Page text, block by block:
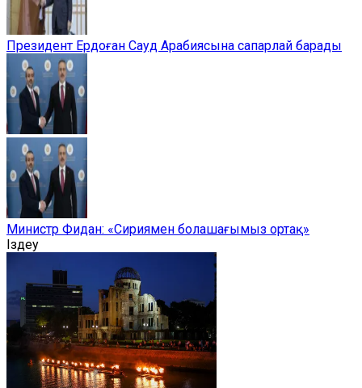
Президент Ердоған Сауд Арабиясына сапарлай барады
Министр Фидан: «Сириямен болашағымыз ортақ»
Іздеу